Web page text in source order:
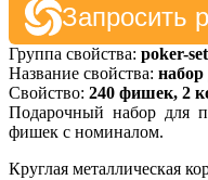
Запросить
Группа свойства: poker-
Название свойства: набор
Свойство: 240 фишек, 2
Подарочный набор для
фишек с номиналом.
Круглая металлическая